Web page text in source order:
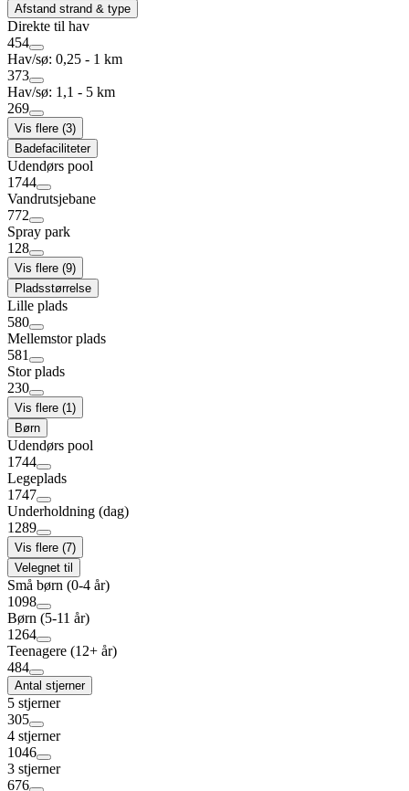
Afstand strand & type
Direkte til hav
454
Hav/sø: 0,25 - 1 km
373
Hav/sø: 1,1 - 5 km
269
Vis flere (3)
Badefaciliteter
Udendørs pool
1744
Vandrutsjebane
772
Spray park
128
Vis flere (9)
Pladsstørrelse
Lille plads
580
Mellemstor plads
581
Stor plads
230
Vis flere (1)
Børn
Udendørs pool
1744
Legeplads
1747
Underholdning (dag)
1289
Vis flere (7)
Velegnet til
Små børn (0-4 år)
1098
Børn (5-11 år)
1264
Teenagere (12+ år)
484
Antal stjerner
5 stjerner
305
4 stjerner
1046
3 stjerner
676